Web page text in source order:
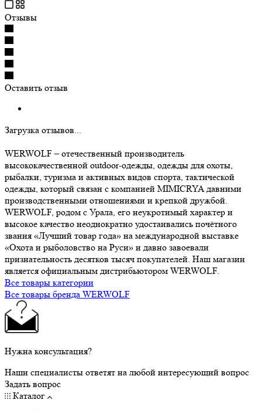
Отзывы
Оставить отзыв
Загрузка отзывов...
WERWOLF – отечественный производитель
высококачественной outdoor-одежды, одежды для охоты,
рыбалки, туризма и активных видов спорта, тактической
одежды, который связан с компанией MIMICRYA давними
производственными отношениями и крепкой дружбой.
WERWOLF, родом с Урала, его неукротимый характер и
высокое качество неоднократно удостаивались почётного
звания «Лучший товар года» на международной выставке
«Охота и рыболовство на Руси» и давно завоевали
признательность десятков тысяч покупателей. Наш магазин
является официальным дистрибьютором WERWOLF.
Все товары категории
Все товары бренда WERWOLF
Нужна консультация?
Наши специалисты ответят на любой интересующий вопрос
Задать вопрос
Каталог